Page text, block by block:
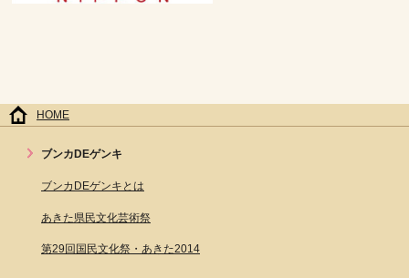
HOME
ブンカDEゲンキ
ブンカDEゲンキとは
あきた県民文化芸術祭
第29回国民文化祭・あきた2014